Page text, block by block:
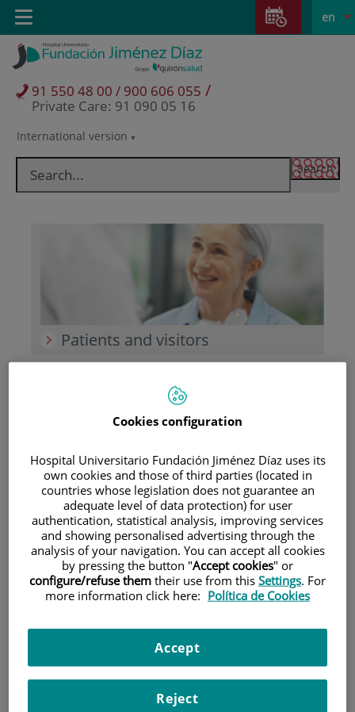
Jump to content
Jump
content
Language
selector
Active
en
International version
91 550 48 00 / 900 606 055 /
Private Care: 91 090 05 16
Toggle
navigation
Patients and visitors
Research
Teléfono de atención al usuario
Cookies configuration
Hospital Universitario Fundación Jiménez Díaz uses its
own cookies and those of third parties (located in
countries whose legislation does not guarantee an
adequate level of data protection) for user
authentication, statistical analysis, improving services
and showing personalised advertising through the
analysis of your navigation. You can accept all cookies
by pressing the button "Accept cookies" or
configure/refuse them their use from this Settings. For
more information click here: Política de Cookies
Reject
Accept